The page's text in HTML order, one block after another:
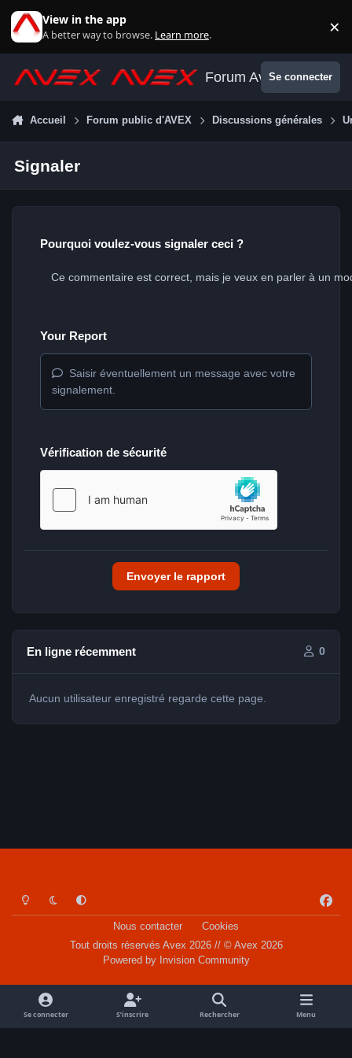
View in the app
A better way to browse. Learn more. ×
Forum AvexSe connecter
Accueil Forum public d'AVEX Discussions générales
Signaler
Pourquoi voulez-vous signaler ceci ?
Your Report
Saisir éventuellement un message avec votre
signalement.
Vérification de sécurité
Envoyer le rapport
En ligne récemment 0
Aucun utilisateur enregistré regarde cette page.
Light ModeDark ModeSystem Preference
a
o
k
Nous contacter
Cookies
Tout droits réservés Avex 2026 // © Avex 2026
Powered by Invision Community
Se connecter S’inscrire Rechercher Menu